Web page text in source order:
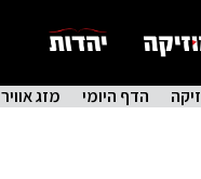
הדף היומי מזג אוויר